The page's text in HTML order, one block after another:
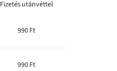
Fizetés utánvéttel
990 Ft
990 Ft